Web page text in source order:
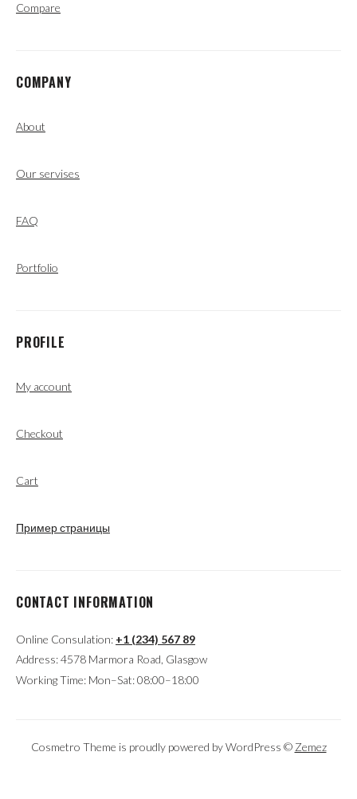
Compare
COMPANY
About
Our servises
FAQ
Portfolio
PROFILE
My account
Checkout
Cart
Пример страницы
CONTACT INFORMATION
Online Consulation: +1 (234) 567 89
Address: 4578 Marmora Road, Glasgow
Working Time: Mon–Sat: 08:00–18:00
Cosmetro Theme is proudly powered by WordPress © Zemez